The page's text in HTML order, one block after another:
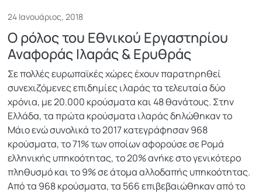
24 Ιανουάριος, 2018
Ο ρόλος του Εθνικού Εργαστηρίου
Αναφοράς Ιλαράς & Ερυθράς
Σε πολλές ευρωπαϊκές χώρες έχουν παρατηρηθεί
συνεχιζόμενες επιδημίες ιλαράς τα τελευταία δύο
χρόνια, με 20.000 κρούσματα και 48 θανάτους. Στην
Ελλάδα, τα πρώτα κρούσματα ιλαράς δηλώθηκαν το
Μάιο ενώ συνολικά το 2017 κατεγράφησαν 968
κρούσματα, το 71% των οποίων αφορούσε σε Ρομά
ελληνικής υπηκοότητας, το 20% ανήκε στο γενικότερο
πληθυσμό και το 9% σε άτομα αλλοδαπής υπηκοότητας.
Από τα 968 κρούσματα, τα 566 επιβεβαιώθηκαν από το